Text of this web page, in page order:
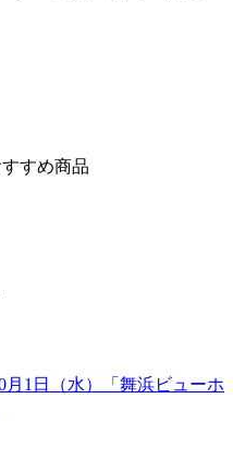
すめ商品
1日（水）「舞浜ビューホ